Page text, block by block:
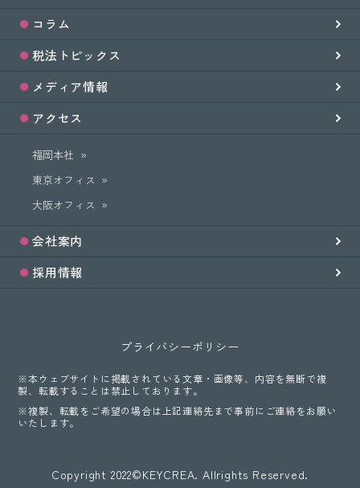
コラム
税法トピックス
メディア情報
アクセス
福岡本社
東京オフィス
大阪オフィス
会社案内
採用情報
プライバシーポリシー
※本ウェブサイトに掲載されている文章・画像等、内容を無断で複
製、転載することは禁止しております。
※複製、転載をご希望の場合は上記連絡先まで事前にご連絡をお願い
いたします。
Copyright 2022©KEYCREA. Allrights Reserved.